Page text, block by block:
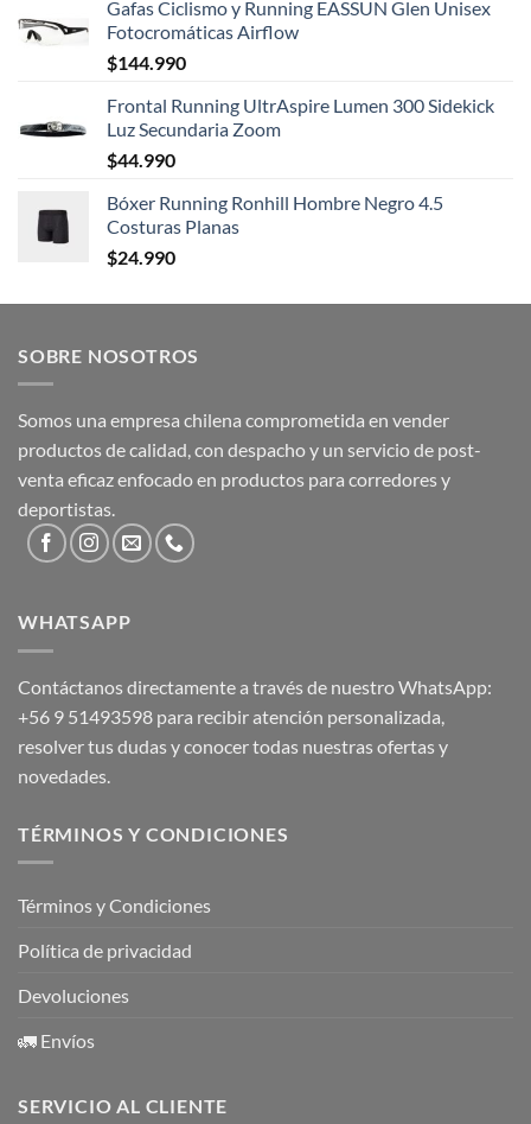
Gafas Ciclismo y Running EASSUN Glen Unisex
Fotocromáticas Airflow
$144.990
Frontal Running UltrAspire Lumen 300 Sidekick
Luz Secundaria Zoom
$44.990
Bóxer Running Ronhill Hombre Negro 4.5
Costuras Planas
$24.990
SOBRE NOSOTROS
Somos una empresa chilena comprometida en vender
productos de calidad, con despacho y un servicio de post-
venta eficaz enfocado en productos para corredores y
deportistas.
WHATSAPP
Contáctanos directamente a través de nuestro WhatsApp:
+56 9 51493598 para recibir atención personalizada,
resolver tus dudas y conocer todas nuestras ofertas y
novedades.
TÉRMINOS Y CONDICIONES
Términos y Condiciones
Política de privacidad
Devoluciones
🚛 Envíos
SERVICIO AL CLIENTE